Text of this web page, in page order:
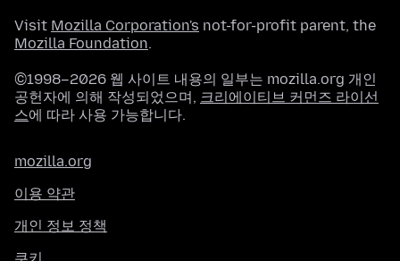
Visit Mozilla Corporation's not-for-profit parent, the
Mozilla Foundation.
©1998–2026 웹 사이트 내용의 일부는 mozilla.org 개인
공헌자에 의해 작성되었으며, 크리에이티브 커먼즈 라이선
스에 따라 사용 가능합니다.
mozilla.org
이용 약관
개인 정보 정책